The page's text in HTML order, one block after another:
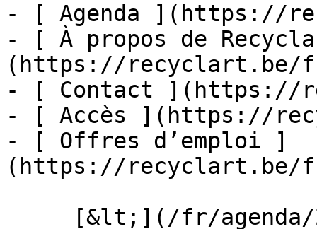
- [ Agenda ](https://
- [ À propos de
(https://recyclart.be/
- [ Contact ](https://
- [ Accès ](https://
- [ Offres d’emploi ]
(https://recyclart.be/